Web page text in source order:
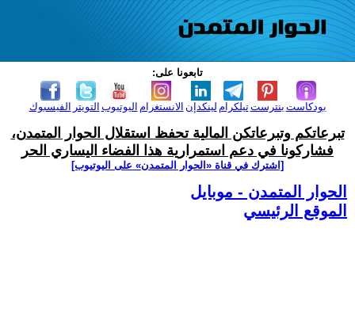
تابعونا على:
الفيسبوك التويتر اليوتيوب الانستغرام لينكدإن تيلكرامبنترست بودكاست
تبرعاتكم وتبرعاتكن المالية تحفظ استقلال الحوار المتمدن،
فشاركونا في دعم استمرارية هذا الفضاء اليساري الحر
[اشترك في قناة ‫«الحوار المتمدن» على اليوتيوب]
الحوار المتمدن - موبايل
الموقع الرئيسي